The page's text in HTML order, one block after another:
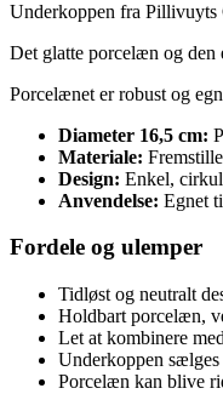
Underkoppen fra Pillivuyts
Det glatte porcelæn og den
Porcelænet er robust og
Diameter 16,5 cm:
Materiale:
Design: Enkel,
Anvendelse: Egnet
Fordele og ulemper
Tidløst og neutralt
Holdbart porcelæn,
Let at kombinere
Underkoppen
Porcelæn kan blive